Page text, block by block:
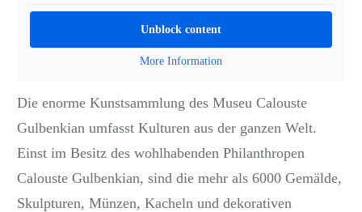
Unblock content
More Information
Die enorme Kunstsammlung des Museu Calouste
Gulbenkian umfasst Kulturen aus der ganzen Welt.
Einst im Besitz des wohlhabenden Philanthropen
Calouste Gulbenkian, sind die mehr als 6000 Gemälde,
Skulpturen, Münzen, Kacheln und dekorativen